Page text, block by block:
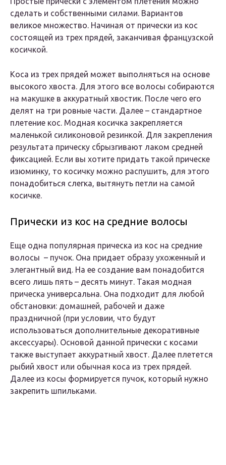
сделать и собственными силами. Вариантов
великое множество. Начиная от прически из кос
состоящей из трех прядей, заканчивая французской
косичкой.
Коса из трех прядей может выполняться на основе
высокого хвоста. Для этого все волосы собираются
на макушке в аккуратный хвостик. После чего его
делят на три ровные части. Далее – стандартное
плетение кос. Модная косичка закрепляется
маленькой силиконовой резинкой. Для закрепления
результата прическу сбрызгивают лаком средней
фиксацией. Если вы хотите придать такой прическе
изюминку, то косичку можно распушить, для этого
понадобиться слегка, вытянуть петли на самой
косичке.
Прически из кос на средние волосы
Еще одна популярная прическа из кос на средние
волосы – пучок. Она придает образу ухоженный и
элегантный вид. На ее создание вам понадобится
всего лишь пять – десять минут. Такая модная
прическа универсальна. Она подходит для любой
обстановки: домашней, рабочей и даже
праздничной (при условии, что будут
использоваться дополнительные декоративные
аксессуары). Основой данной прически с косами
также выступает аккуратный хвост. Далее плетется
рыбий хвост или обычная коса из трех прядей.
Далее из косы формируется пучок, который нужно
закрепить шпильками.